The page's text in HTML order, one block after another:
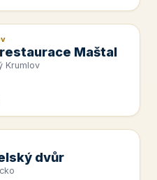
Maštal
Krumlov
dvůr